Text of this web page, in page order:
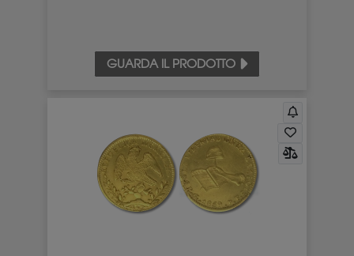
GUARDA IL PRODOTTO